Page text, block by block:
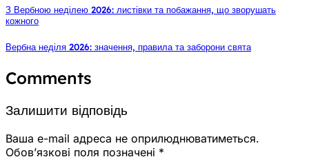
З Вербною неділею 2026: листівки та побажання, що зворушать
кожного
Вербна неділя 2026: значення, правила та заборони свята
Comments
Залишити відповідь
Ваша e-mail адреса не оприлюднюватиметься.
Обов’язкові поля позначені *